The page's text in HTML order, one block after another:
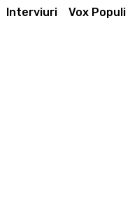
Interviuri Vox Populi